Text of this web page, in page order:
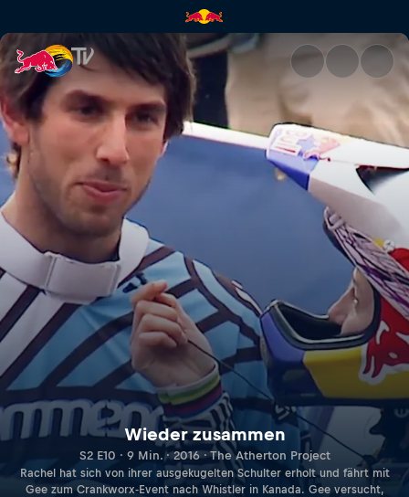
Wieder zusammen | Red Bull
Wieder zusammen
S2 E10 · 9 Min. · 2016 · The Atherton Project
Rachel hat sich von ihrer ausgekugelten Schulter erholt und fährt mit
Gee zum Crankworx-Event nach Whistler in Kanada. Gee versucht,